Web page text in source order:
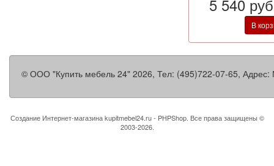
5 540
В
© ООО "Купить мебель 24" 2026, Тел: (495)722-07-65, Адрес:
Создание Интернет-магазинаkupitmebel24.ru - PHPShop. Все права защищены ©
2003-2026.